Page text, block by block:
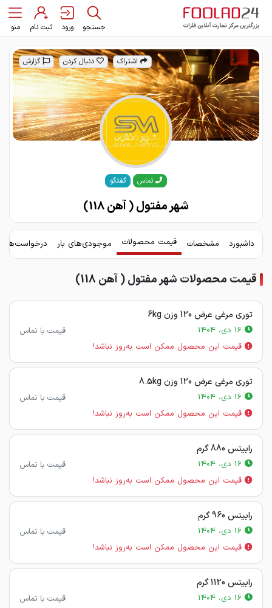
جستجو ورود ثبت نام منو
اشتراک دنبال کردن گزارش
تماس گفتگو
شهر مفتول ( آهن 118)
داشبورد مشخصات قیمت محصولات موجودی‌های بار
قیمت محصولات شهر مفتول ( آهن 118)
توری مرغی عرض 120 وزن 6kg
قیمت با تماس
قیمت این محصول ممکن است به‌روز نباشد!
توری مرغی عرض 120 وزن 8.5kg
قیمت با تماس
قیمت این محصول ممکن است به‌روز نباشد!
رابیتس 880 گرم
قیمت با تماس
قیمت این محصول ممکن است به‌روز نباشد!
رابیتس 960 گرم
قیمت با تماس
قیمت این محصول ممکن است به‌روز نباشد!
رابیتس 1120 گرم
قیمت با تماس